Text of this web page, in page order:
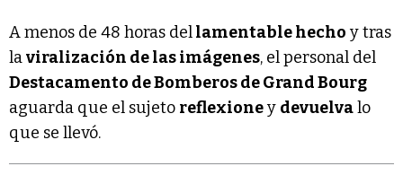
A menos de 48 horas dellamentable hecho y tras
laviralización de las imágenes, el personal del
Destacamento de Bomberos de Grand Bourg
aguarda que el sujeto reflexioney devuelvalo
que se llevó.